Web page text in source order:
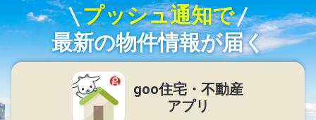
プッシュ通知で
最新の物件情報が届く
goo住宅・不動産
アプリ